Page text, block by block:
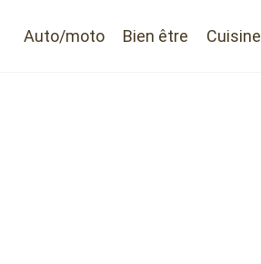
Auto/moto Bien être Cuisine